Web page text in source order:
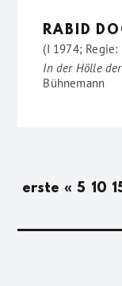
RABID
(I 1974; Regie:
In der Hölle
Bühnemann
erste « 5 10